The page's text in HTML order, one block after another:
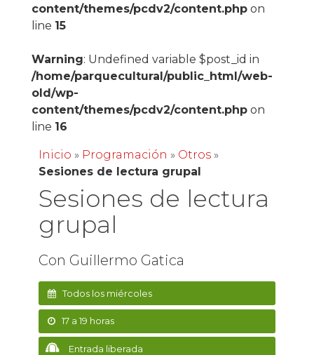
content/themes/pcdv2/content.phpon
line 15
Warning: Undefined variable $post_id in
/home/parquecultural/public_html/web-
old/wp-
content/themes/pcdv2/content.phpon
line 16
Inicio » Programación » Otros»
Sesiones de lectura grupal
Sesiones de lectura
grupal
Con Guillermo Gatica
Todos los miércoles
17 a 19 horas
Entrada liberada